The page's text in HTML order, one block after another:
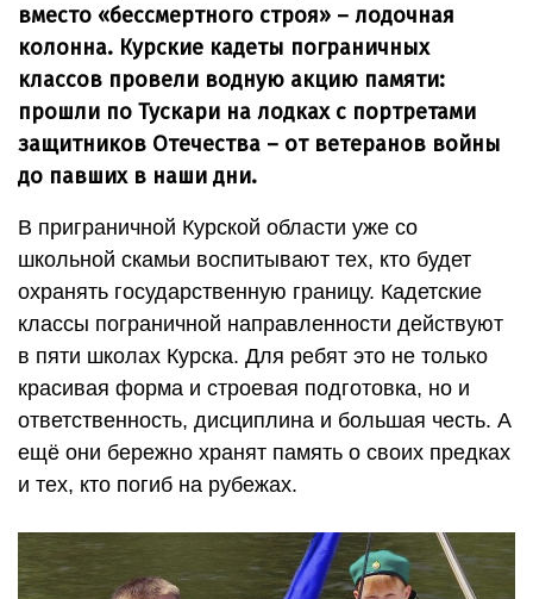
вместо «бессмертного строя» – лодочная
колонна. Курские кадеты пограничных
классов провели водную акцию памяти:
прошли по Тускари на лодках с портретами
защитников Отечества – от ветеранов войны
до павших в наши дни.
В приграничной Курской области уже со
школьной скамьи воспитывают тех, кто будет
охранять государственную границу. Кадетские
классы пограничной направленности действуют
в пяти школах Курска. Для ребят это не только
красивая форма и строевая подготовка, но и
ответственность, дисциплина и большая честь. А
ещё они бережно хранят память о своих предках
и тех, кто погиб на рубежах.